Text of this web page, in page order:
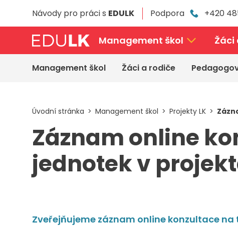
Návody pro práci s EDULK Podpora +420
Management škol Žáci
Management škol Žáci a rodiče
Úvodní stránka Management škol Projekty LK
Záznam online
jednotek v
Zveřejňujeme záznam online konzultace